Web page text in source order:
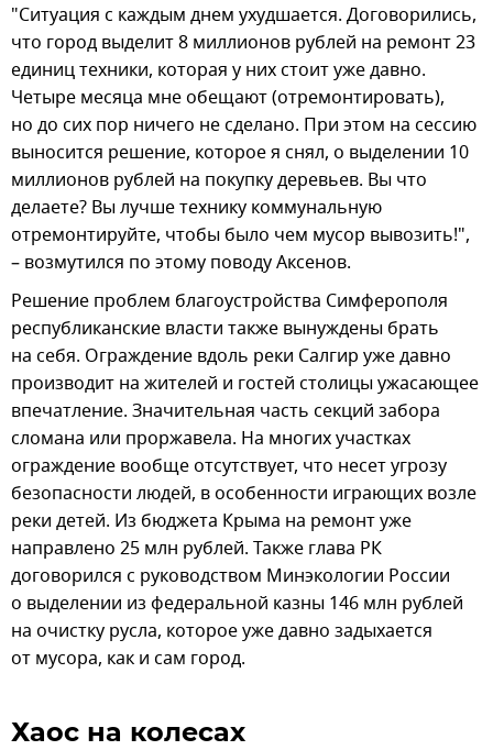
"Ситуация с каждым днем ухудшается. Договорились,
что город выделит 8 миллионов рублей на ремонт 23
единиц техники, которая у них стоит уже давно.
Четыре месяца мне обещают (отремонтировать),
но до сих пор ничего не сделано. При этом на сессию
выносится решение, которое я снял, о выделении 10
миллионов рублей на покупку деревьев. Вы что
делаете? Вы лучше технику коммунальную
отремонтируйте, чтобы было чем мусор вывозить!",
– возмутился по этому поводу Аксенов.
Решение проблем благоустройства Симферополя
республиканские власти также вынуждены брать
на себя. Ограждение вдоль реки Салгир уже давно
производит на жителей и гостей столицы ужасающее
впечатление. Значительная часть секций забора
сломана или проржавела. На многих участках
ограждение вообще отсутствует, что несет угрозу
безопасности людей, в особенности играющих возле
реки детей. Из бюджета Крыма на ремонт уже
направлено 25 млн рублей. Также глава РК
договорился с руководством Минэкологии России
о выделении из федеральной казны 146 млн рублей
на очистку русла, которое уже давно задыхается
от мусора, как и сам город.
Хаос на колесах